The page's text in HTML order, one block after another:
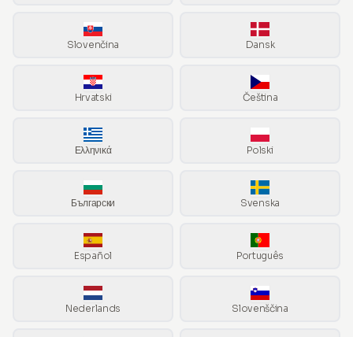
Slovenčina Dansk
Hrvatski Čeština
Ελληνικά Polski
Български Svenska
Español Português
Nederlands Slovenščina